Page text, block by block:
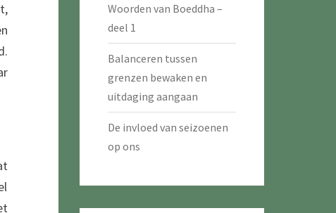
Woorden van Boeddha –
deel 1
Balanceren tussen
grenzen bewaken en
uitdaging aangaan
De invloed van seizoenen
op ons